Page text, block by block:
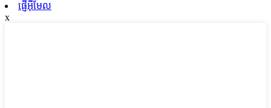
ផ្ញើអ៊ីមែល
x